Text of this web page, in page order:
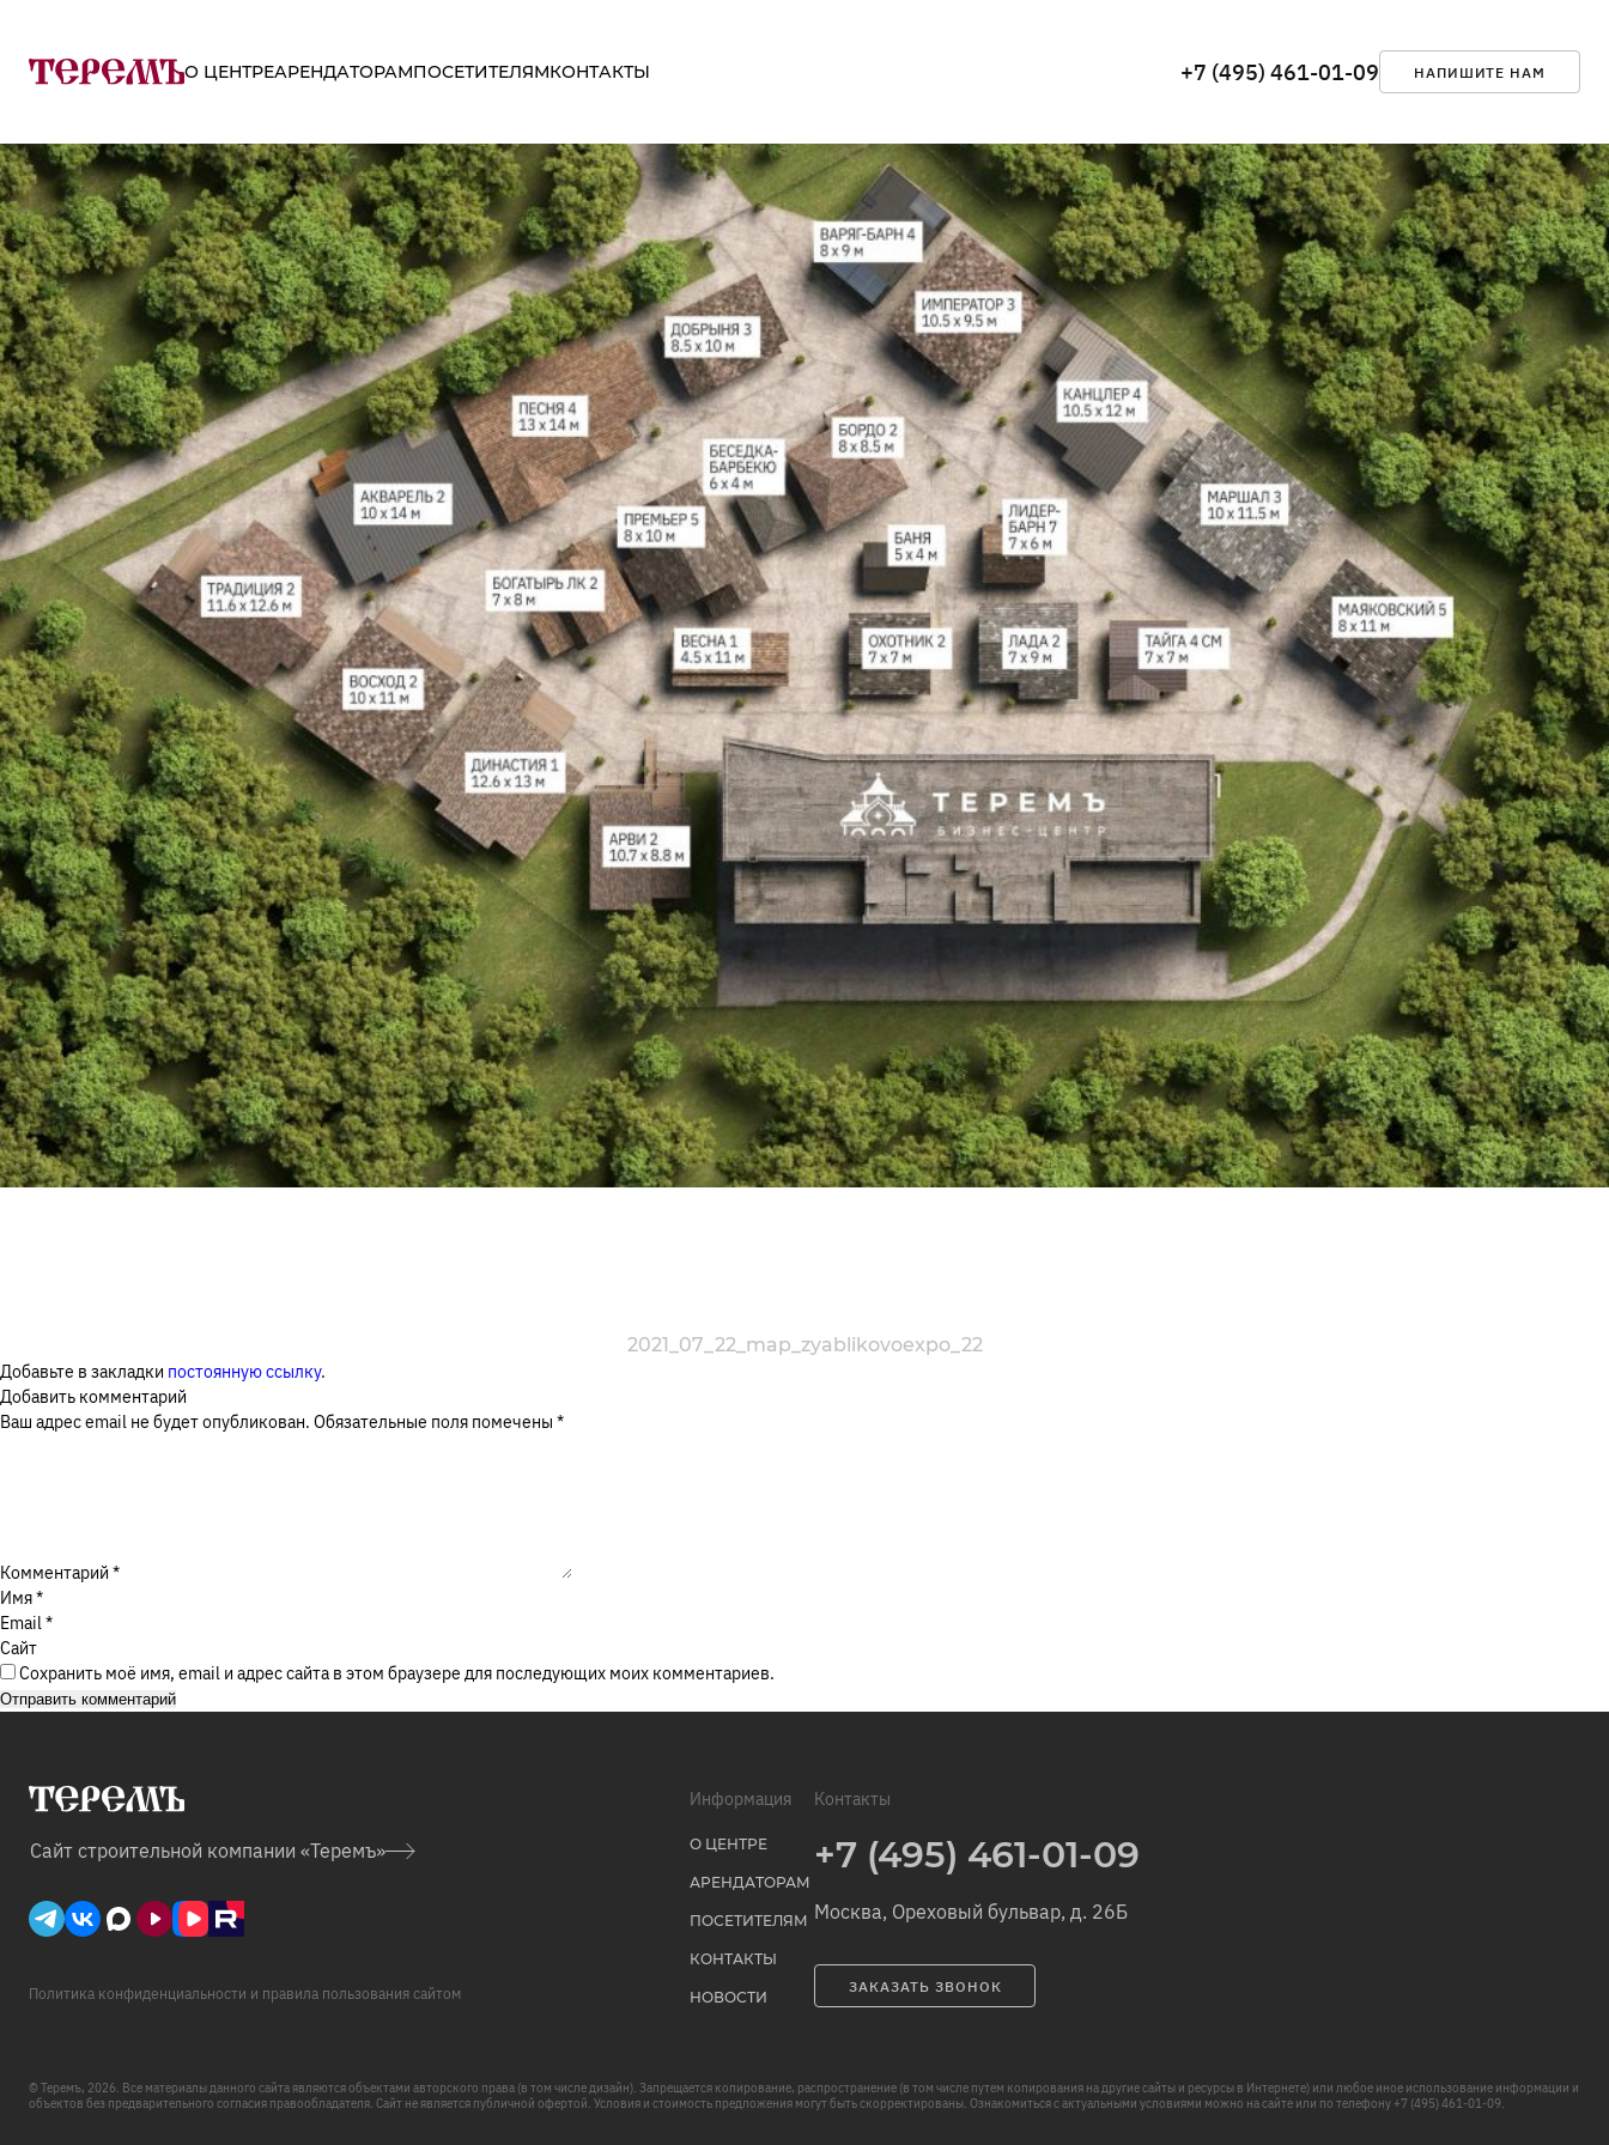
ОСТАВИТЬ ЗАЯВКУ
Укажите свое имя, номер телефона, и
предпочтительное время звонка. Наши
специалисты ответят на любые возникшие
вопросы!
Имя
Телефон
Дата Время
Я соглашаюсь сПолитикой в отношении
обработки персональных данных, а также на
обработку персональных данных
ОТПРАВИТЬ
О ЦЕНТРЕАРЕНДАТОРАМПОСЕТИТЕЛЯМКОНТАКТЫ +7 (495) 461-01-09 НАПИШИТЕ НАМ
2021_07_22_map_zyablikovoexpo_22
Добавьте в закладки постоянную ссылку.
Добавить комментарий
Ваш адрес email не будет опубликован. Обязательные поля помечены *
Комментарий *
Имя*
Email*
Сайт
Сохранить моё имя, email и адрес сайта в этом браузере для последующих моих комментариев.
Контакты
+7 (495) 461-01-09
Москва, Ореховый бульвар, д. 26Б
ЗАКАЗАТЬ ЗВОНОК
Информация
О ЦЕНТРЕ
АРЕНДАТОРАМ
ПОСЕТИТЕЛЯМ
КОНТАКТЫ
НОВОСТИ
Сайт строительной компании «Теремъ»
Политика конфиденциальности и правила пользования сайтом
© Теремъ, 2026. Все материалы данного сайта являются объектами авторского права (в том числе дизайн). Запрещается копирование, распространение (в том числе путем копирования на другие сайты и ресурсы в Интернете) или любое иное использование информации и
объектов без предварительного согласия правообладателя. Сайт не является публичной офертой. Условия и стоимость предложения могут быть скорректированы. Ознакомиться с актуальными условиями можно на сайте или по телефону +7 (495) 461-01-09.